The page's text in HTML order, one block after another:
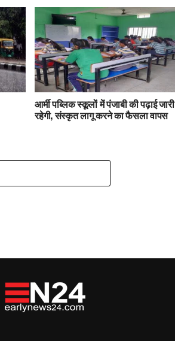
आर्मी पब्लिक स्कूलों में पंजाबी की पढ़ाई जारी
रहेगी, संस्कृत लागू करने का फैसला वापस